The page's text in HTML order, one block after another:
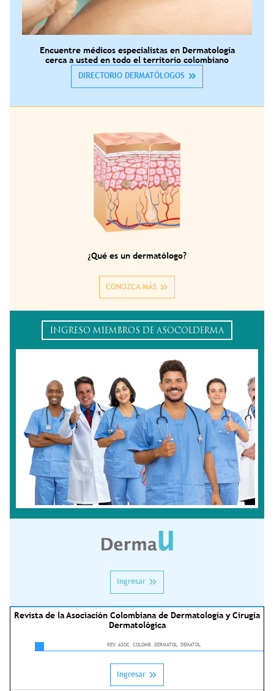
INGRESO MIEMBROS DE ASOCOLDERMA
Ingresar
Revista de la Asociación Colombiana de Dermatología y Cirugía
Dermatológica
REV. ASOC. COLOMB. DERMATOL. DEMATOL
Ingresar
Encuentre médicos especialistas en Dermatología
cerca a usted en todo el territorio colombiano
DIRECTORIO DERMATÓLOGOS
¿Qué es un dermatólogo?
CONOZCA MÁS